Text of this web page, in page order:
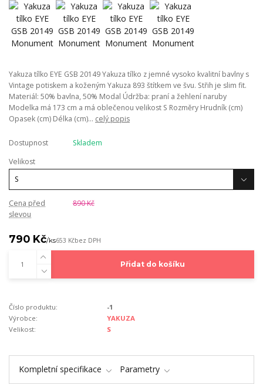
Yakuza tílko EYE GSB 20149 Yakuza tílko z jemné vysoko kvalitní bavlny s
Vintage potiskem a koženým Yakuza 893 štítkem ve švu. Střih je slim fit.
Materiál: 50% bavlna, 50% Modal Údržba: praní a žehlení naruby
Modelka má 173 cm a má oblečenou velikost S Rozměry Hrudník (cm)
Opasek (cm) Délka (cm)... celý popis
Dostupnost
Skladem
Velikost
Cena před
slevou
890 Kč
790 Kč/ks653 Kčbez DPH
Přidat do košíku
Číslo produktu:
-1
Výrobce:
YAKUZA
Velikost:
S
Kompletní specifikace Parametry